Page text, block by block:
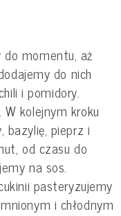
momentu, aż
do nich
i pomidory.
kolejnym kroku
bazylię, pieprz i
od czasu do
na sos.
pasteryzujemy
i chłodnym